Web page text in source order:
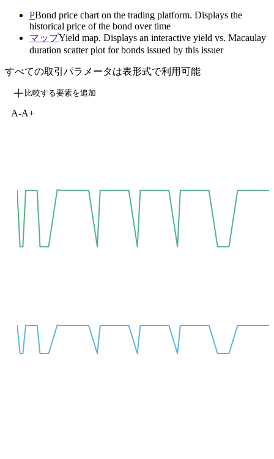
PBond price chart on the trading platform. Displays the
historical price of the bond over time
マップYield map. Displays an interactive yield vs. Macaulay
duration scatter plot for bonds issued by this issuer
すべての取引パラメータは表形式で利用可能
比較する要素を追加